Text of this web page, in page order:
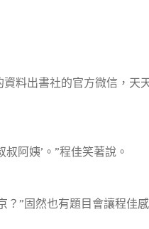
出書社的官方微信，天
阿姨’。”程佳笑著說。
”固然也有題目會讓程佳